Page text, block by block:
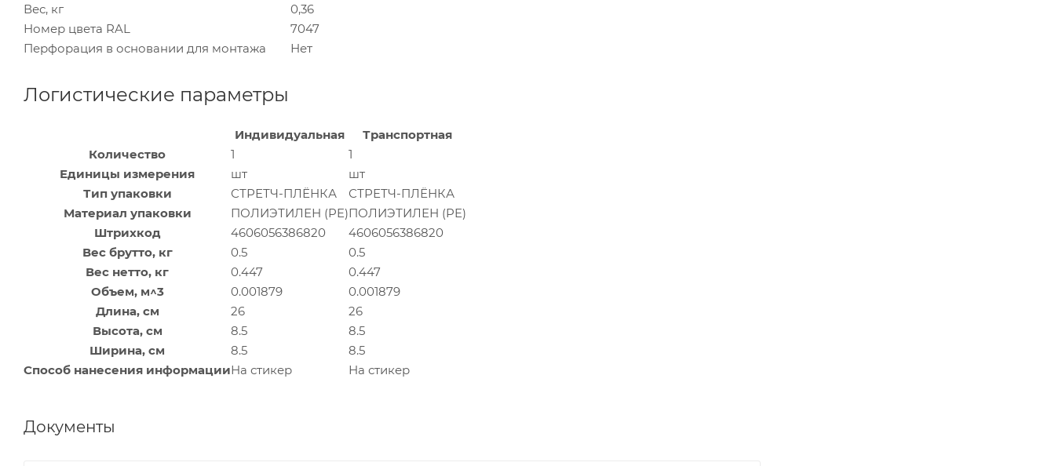
Вес, кг
0,36
Номер цвета RAL
7047
Перфорация в основании для монтажа
Нет
Логистические параметры
Индивидуальная
Транспортная
Количество
1
1
Единицы измерения
шт
шт
Тип упаковки
СТРЕТЧ-ПЛЁНКА
СТРЕТЧ-ПЛЁНКА
Материал упаковки
ПОЛИЭТИЛЕН (PE)ПОЛИЭТИЛЕН (PE)
Штрихкод
4606056386820
4606056386820
Вес брутто, кг
0.5
0.5
Вес нетто, кг
0.447
0.447
Объем, м^3
0.001879
0.001879
Длина, см
26
26
Высота, см
8.5
8.5
Ширина, см
8.5
8.5
Способ нанесения информацииНа стикер На стикер
Документы